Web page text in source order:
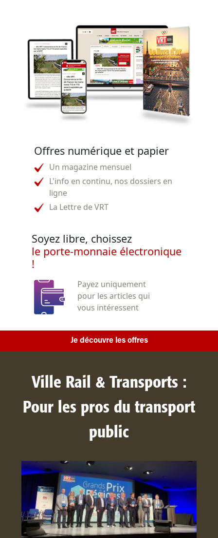
Offres numérique et papier
Un magazine mensuel
L'info en continu, nos dossiers en
ligne
La Lettre de VRT
Soyez libre, choissez
le porte-monnaie électronique
!
Payez uniquement
pour les articles qui
vous intéressent
Je découvre les offres
Ville Rail & Transports :
Pour les pros du transport
public